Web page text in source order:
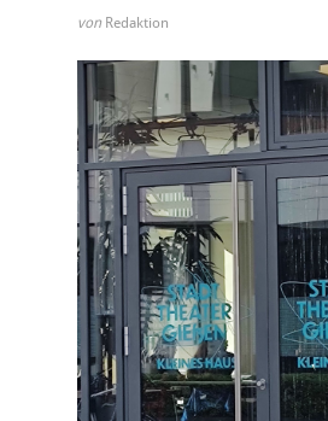
von Redaktion